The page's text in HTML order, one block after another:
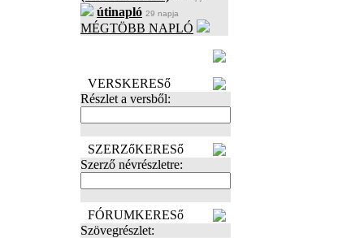
útinapló 29 napja
MÉGTÖBB NAPLÓ
VERSKERESő
Részlet a versből:
SZERZőKERESő
Szerző névrészletre:
FÓRUMKERESő
Szövegrészlet: